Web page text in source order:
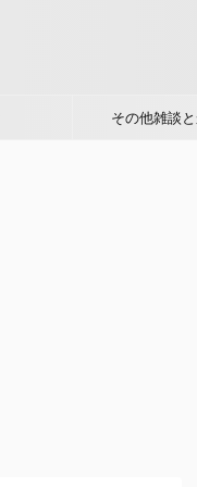
その他雑談